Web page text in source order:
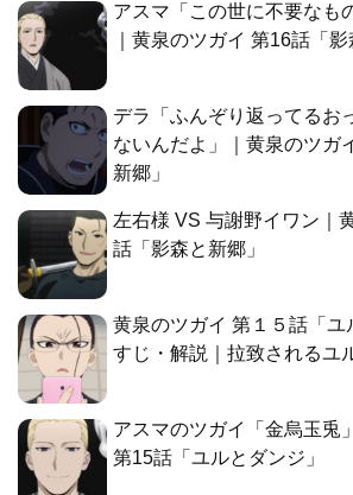
アスマ「この世に不要なも
｜黄泉のツガイ 第16話「影
デラ「ふんぞり返ってるお
ないんだよ」｜黄泉のツガ
新郷」
左右様 VS 与謝野イワン｜
話「影森と新郷」
黄泉のツガイ 第１５話「ユ
すじ・解説｜拉致されるユ
アスマのツガイ「金烏玉兎
第15話「ユルとダンジ」